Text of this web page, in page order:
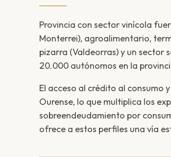
Provincia con sector vinícola
Monterrei), agroalimentario,
pizarra (Valdeorras) y un sector
20.000 autónomos en la
El acceso al crédito al consumo
Ourense, lo que multiplica los
sobreendeudamiento por
ofrece a estos perfiles una vía